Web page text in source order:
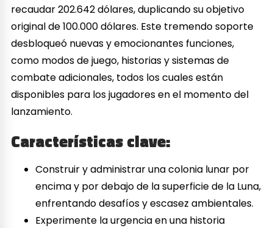
recaudar 202.642 dólares, duplicando su objetivo
original de 100.000 dólares. Este tremendo soporte
desbloqueó nuevas y emocionantes funciones,
como modos de juego, historias y sistemas de
combate adicionales, todos los cuales están
disponibles para los jugadores en el momento del
lanzamiento.
Características clave:
Construir y administrar una colonia lunar por
encima y por debajo de la superficie de la Luna,
enfrentando desafíos y escasez ambientales.
Experimente la urgencia en una historia